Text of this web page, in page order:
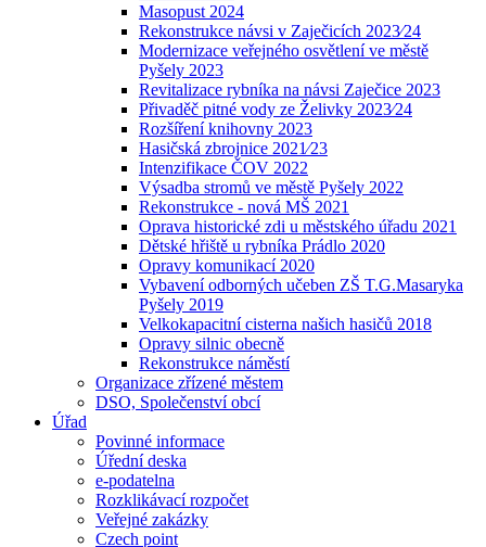
Masopust 2024
Rekonstrukce návsi v Zaječicích 2023⁄24
Modernizace veřejného osvětlení ve městě
Pyšely 2023
Revitalizace rybníka na návsi Zaječice 2023
Přivaděč pitné vody ze Želivky 2023⁄24
Rozšíření knihovny 2023
Hasičská zbrojnice 2021⁄23
Intenzifikace ČOV 2022
Výsadba stromů ve městě Pyšely 2022
Rekonstrukce - nová MŠ 2021
Oprava historické zdi u městského úřadu 2021
Dětské hřiště u rybníka Prádlo 2020
Opravy komunikací 2020
Vybavení odborných učeben ZŠ T.G.Masaryka
Pyšely 2019
Velkokapacitní cisterna našich hasičů 2018
Opravy silnic obecně
Rekonstrukce náměstí
Organizace zřízené městem
DSO, Společenství obcí
Úřad
Povinné informace
Úřední deska
e-podatelna
Rozklikávací rozpočet
Veřejné zakázky
Czech point